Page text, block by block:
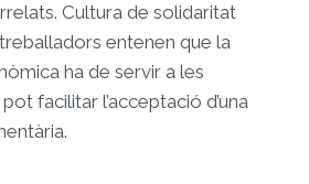
Cultura de solidaritat
entenen que la
ha de servir a les
facilitar l’acceptació d’una